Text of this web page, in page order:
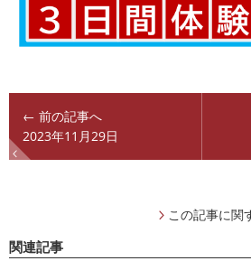
← 前の記事へ
2023年11月29日
この記事に関
関連記事